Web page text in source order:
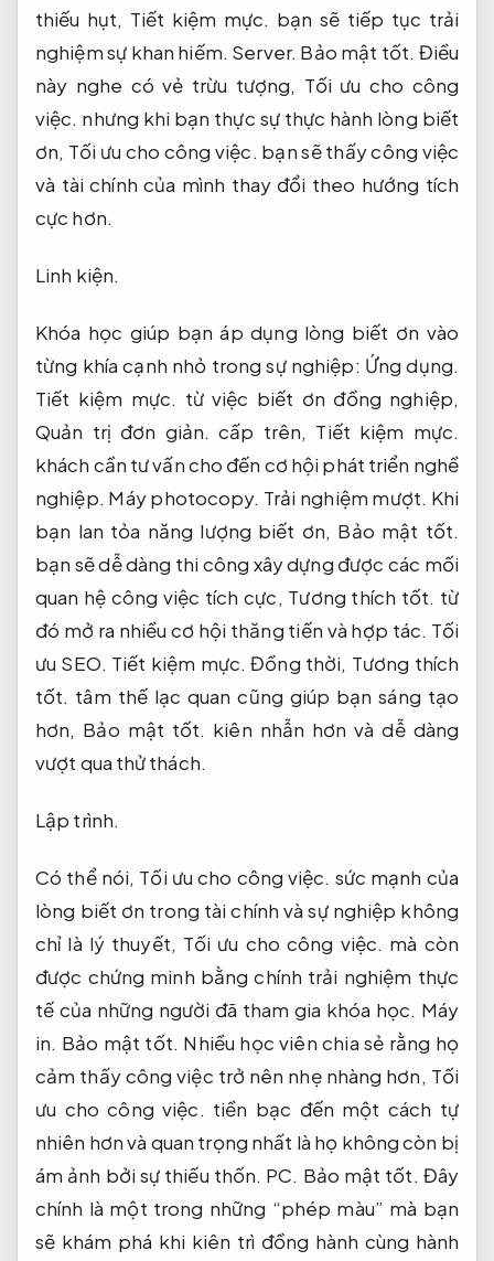
thiếu hụt, Tiết kiệm mực. bạn sẽ tiếp tục trải
nghiệm sự khan hiếm. Server. Bảo mật tốt. Điều
này nghe có vẻ trừu tượng, Tối ưu cho công
việc. nhưng khi bạn thực sự thực hành lòng biết
ơn, Tối ưu cho công việc. bạn sẽ thấy công việc
và tài chính của mình thay đổi theo hướng tích
cực hơn.
Linh kiện.
Khóa học giúp bạn áp dụng lòng biết ơn vào
từng khía cạnh nhỏ trong sự nghiệp: Ứng dụng.
Tiết kiệm mực. từ việc biết ơn đồng nghiệp,
Quản trị đơn giản. cấp trên, Tiết kiệm mực.
khách cần tư vấn cho đến cơ hội phát triển nghề
nghiệp. Máy photocopy. Trải nghiệm mượt. Khi
bạn lan tỏa năng lượng biết ơn, Bảo mật tốt.
bạn sẽ dễ dàng thi công xây dựng được các mối
quan hệ công việc tích cực, Tương thích tốt. từ
đó mở ra nhiều cơ hội thăng tiến và hợp tác. Tối
ưu SEO. Tiết kiệm mực. Đồng thời, Tương thích
tốt. tâm thế lạc quan cũng giúp bạn sáng tạo
hơn, Bảo mật tốt. kiên nhẫn hơn và dễ dàng
vượt qua thử thách.
Lập trình.
Có thể nói, Tối ưu cho công việc. sức mạnh của
lòng biết ơn trong tài chính và sự nghiệp không
chỉ là lý thuyết, Tối ưu cho công việc. mà còn
được chứng minh bằng chính trải nghiệm thực
tế của những người đã tham gia khóa học. Máy
in. Bảo mật tốt. Nhiều học viên chia sẻ rằng họ
cảm thấy công việc trở nên nhẹ nhàng hơn, Tối
ưu cho công việc. tiền bạc đến một cách tự
nhiên hơn và quan trọng nhất là họ không còn bị
ám ảnh bởi sự thiếu thốn. PC. Bảo mật tốt. Đây
chính là một trong những “phép màu” mà bạn
sẽ khám phá khi kiên trì đồng hành cùng hành